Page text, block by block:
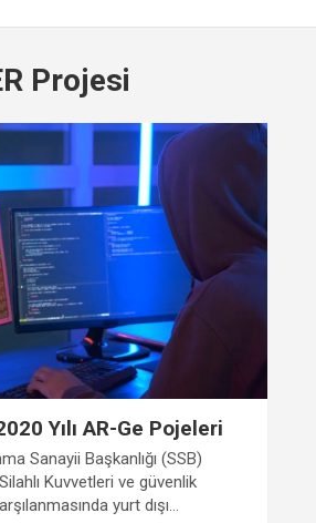
Projesi
Yılı AR-Ge Pojeleri
Sanayii Başkanlığı (SSB)
Kuvvetleri ve güvenlik
yurt dışı…